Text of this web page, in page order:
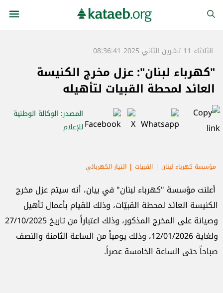
الثلاثاء 11 تشرين الثاني 2025 08:36:41
"كهرباء لبنان": عزل مخرج الكنيسة
العائد لمحطة القبيات لتأهيله
المصدر: الوكالة الوطنية
للإعلام
مؤسسة كهرباء لبنان القبيات التيار الكهربائي
أعلنت مؤسسة "كهرباء لبنان" في بيان، أنه سيتم عزل مخرج
الكنيسة العائد لمحطة القبيّات، وذلك للقيام بأعمال تأهيل
وصيانة على المخرج المذكور، وذلك اعتباراً من تاريخ 27/10/2025
ولغاية 12/01/2026، وذلك يومياً من الساعة الثامنة والنصف
صباحاً حتى الساعة الخامسة عصراً.